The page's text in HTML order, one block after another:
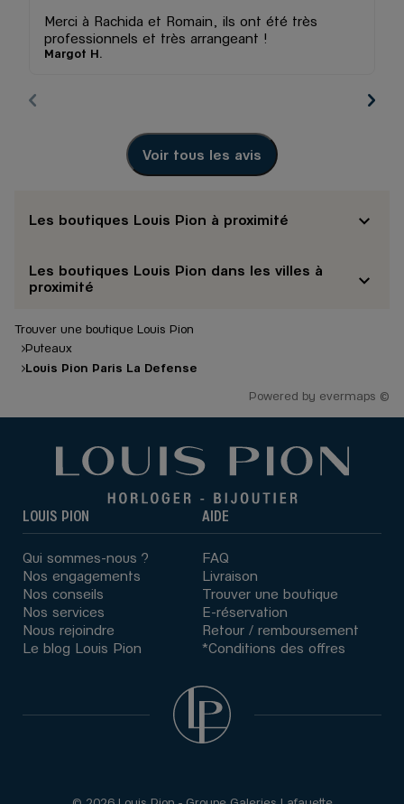
Merci à Rachida et Romain, ils ont été très
professionnels et très arrangeant !
Margot H.
Voir tous les avis
Les boutiques Louis Pion à proximité
Les boutiques Louis Pion dans les villes à
proximité
Trouver une boutique Louis Pion
Puteaux
Louis Pion Paris La Defense
Powered by evermaps ©
LOUIS PION
Qui sommes-nous ?
Nos engagements
Nos conseils
Nos services
Nous rejoindre
Le blog Louis Pion
AIDE
FAQ
Livraison
Trouver une boutique
E-réservation
Retour / remboursement
*Conditions des offres